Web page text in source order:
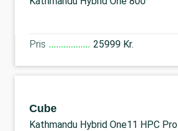
Pris 25999 Kr.
Cube
Kathmandu Hybrid One11 HPC Pro